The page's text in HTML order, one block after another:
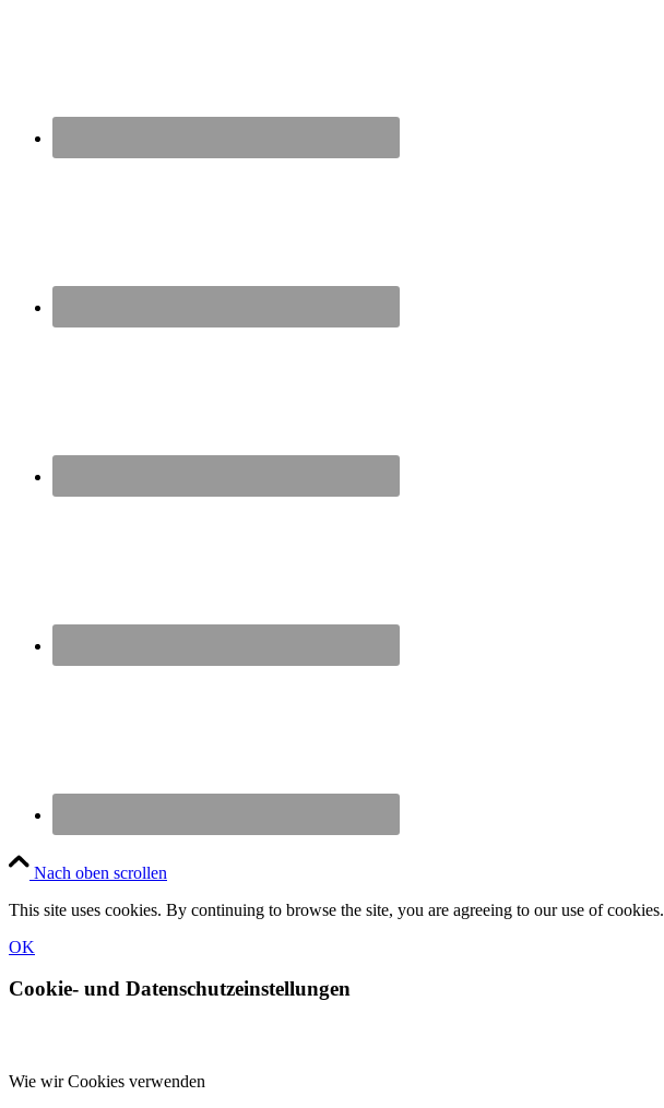
Nach oben scrollen
This site uses cookies. By continuing to browse the site, you are agreeing to our use of cookies.
OK
Cookie- und Datenschutzeinstellungen
Wie wir Cookies verwenden